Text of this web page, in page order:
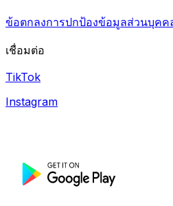
ข้อตกลงการปกป้องข้อมูลส่วนบุคค
เชื่อมต่อ
TikTok
Instagram